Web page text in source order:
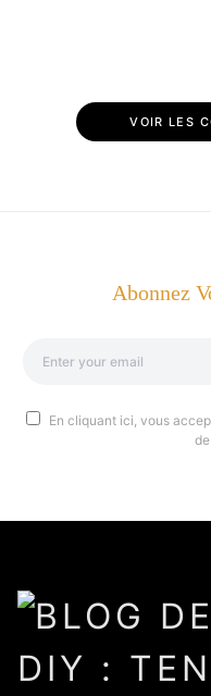
VOIR LES
Abonnez
En cliquant ici, vous